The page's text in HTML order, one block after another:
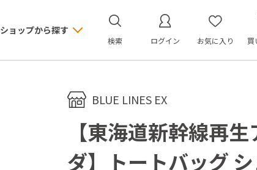
ショップから探す
検索 ログイン お気に入り 買
BLUE LINES EX
【東海道新幹線再
ダ】トートバッグ